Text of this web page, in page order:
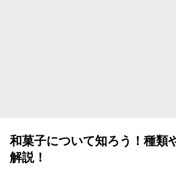
和菓子について知ろう！種類
解説！